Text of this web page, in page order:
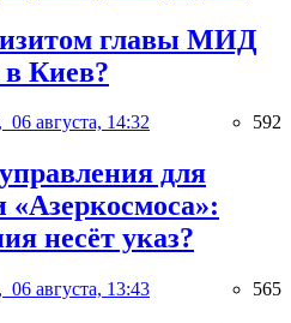
главы МИД
Киев?
06 августа, 14:32 592
для
несёт указ?
06 августа, 13:43 565